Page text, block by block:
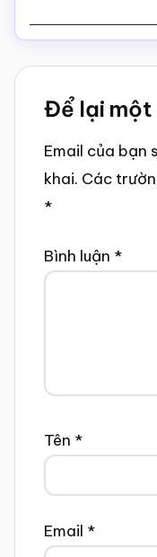
Reader
Để lại một
Email của bạn
khai. Các
*
Bình luận *
Tên *
Email *